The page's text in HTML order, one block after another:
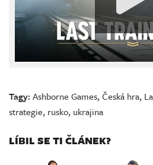
Tagy:Ashborne Games,Česká hra,
strategie, rusko, ukrajina
LÍBIL SE TI ČLÁNEK?